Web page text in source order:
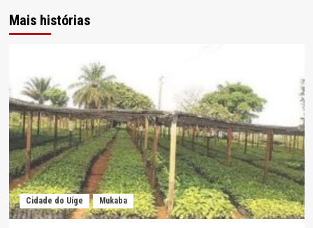
Mais histórias
Cidade do Uíge Mukaba